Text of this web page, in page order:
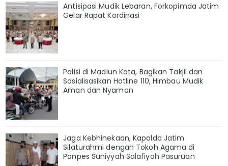
Antisipasi Mudik Lebaran, Forkopimda Jatim
Gelar Rapat Kordinasi
Polisi di Madiun Kota, Bagikan Takjil dan
Sosialisasikan Hotline 110, Himbau Mudik
Aman dan Nyaman
Jaga Kebhinekaan, Kapolda Jatim
Silaturahmi dengan Tokoh Agama di
Ponpes Suniyyah Salafiyah Pasuruan